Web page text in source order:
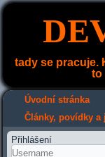
tady se pracuje.
to
Úvodní stránka
Články, povídky a
Přihlášení